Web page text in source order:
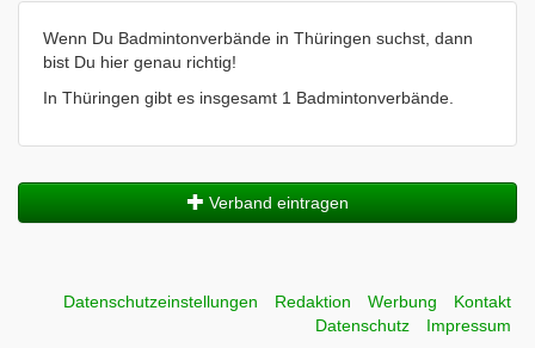
Wenn Du Badmintonverbände in Thüringen suchst, dann
bist Du hier genau richtig!
In Thüringen gibt es insgesamt 1 Badmintonverbände.
Verband eintragen
Datenschutzeinstellungen Redaktion Werbung
Kontakt
Datenschutz
Impressum